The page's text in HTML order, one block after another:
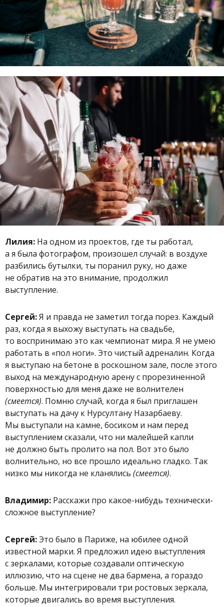
Лилия: На одном из проектов, где ты работал,
а я была фотографом, произошел случай: в воздухе
разбились бутылки, ты поранил руку, но даже
не обратив на это внимание, продолжил
выступление.
Сергей:Я и правда не заметил тогда порез. Каждый
раз, когда я выхожу выступать на свадьбе,
то воспринимаю это как чемпионат мира. Я не умею
работать в «пол ноги». Это чистый адреналин. Когда
я выступаю на бетоне в роскошном зале, после этого
выход на международную арену с прорезиненной
поверхностью для меня даже не волнителен
(смеется). Помню случай, когда я был приглашен
выступать на дачу к Нурсултану Назарбаеву.
Мы выступали на камне, босиком и нам перед
выступлением сказали, что ни малейшей капли
не должно быть пролито на пол. Вот это было
волнительно, но все прошло идеально гладко. Так
низко мы никогда не кланялись (смеется).
Владимир: Расскажи про какое-нибудь технически-
сложное выступление?
Сергей:Это было в Париже, на юбилее одной
известной марки. Я предложил идею выступления
с зеркалами, которые создавали оптическую
иллюзию, что на сцене не два бармена, а гораздо
больше. Мы интегрировали три ростовых зеркала,
которые двигались во время выступления.